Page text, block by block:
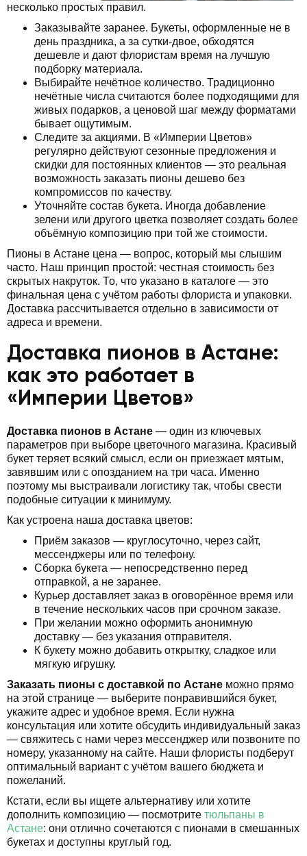
несколько простых правил.
Заказывайте заранее. Букеты, оформленные не в
день праздника, а за сутки-двое, обходятся
дешевле и дают флористам время на лучшую
подборку материала.
Выбирайте нечётное количество. Традиционно
нечётные числа считаются более подходящими для
живых подарков, а ценовой шаг между форматами
бывает ощутимым.
Следите за акциями. В «Империи Цветов»
регулярно действуют сезонные предложения и
скидки для постоянных клиентов — это реальная
возможность заказать пионы дешево без
компромиссов по качеству.
Уточняйте состав букета. Иногда добавление
зелени или другого цветка позволяет создать более
объёмную композицию при той же стоимости.
Пионы в Астане цена — вопрос, который мы слышим
часто. Наш принцип простой: честная стоимость без
скрытых накруток. То, что указано в каталоге — это
финальная цена с учётом работы флориста и упаковки.
Доставка рассчитывается отдельно в зависимости от
адреса и времени.
Доставка пионов в Астане:
как это работает в
«Империи Цветов»
Доставка пионов в Астане — один из ключевых
параметров при выборе цветочного магазина. Красивый
букет теряет всякий смысл, если он приезжает мятым,
завявшим или с опозданием на три часа. Именно
поэтому мы выстраивали логистику так, чтобы свести
подобные ситуации к минимуму.
Как устроена наша доставка цветов:
Приём заказов — круглосуточно, через сайт,
мессенджеры или по телефону.
Сборка букета — непосредственно перед
отправкой, а не заранее.
Курьер доставляет заказ в оговорённое время или
в течение нескольких часов при срочном заказе.
При желании можно оформить анонимную
доставку — без указания отправителя.
К букету можно добавить открытку, сладкое или
мягкую игрушку.
Заказать пионы с доставкой по Астане можно прямо
на этой странице — выберите понравившийся букет,
укажите адрес и удобное время. Если нужна
консультация или хотите обсудить индивидуальный заказ
— свяжитесь с нами через мессенджер или позвоните по
номеру, указанному на сайте. Наши флористы подберут
оптимальный вариант с учётом вашего бюджета и
пожеланий.
Кстати, если вы ищете альтернативу или хотите
дополнить композицию — посмотрите тюльпаны в
Астане: они отлично сочетаются с пионами в смешанных
букетах и доступны круглый год.